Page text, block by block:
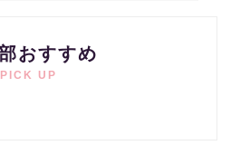
おすすめ
PICK UP